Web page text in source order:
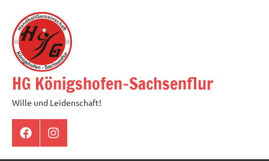
Inhalt
springen
HG Königshofen-Sachsenflur
Wille und Leidenschaft!
FacebookInstagram